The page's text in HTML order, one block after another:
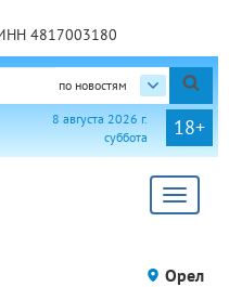
4817003180
по новостям
18+
8 августа 2026 г.
суббота
Toggle
Орел